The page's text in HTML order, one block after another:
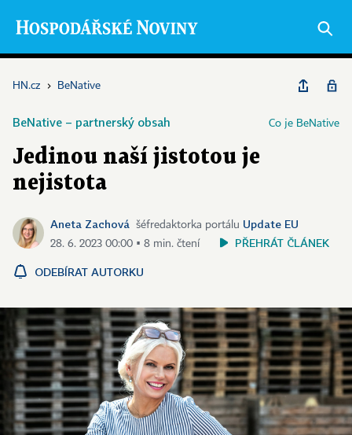
HN.cz › BeNative
BeNative – partnerský obsah Co je BeNative
Jedinou naší jistotou je
nejistota
Aneta Zachová šéfredaktorka portálu Update EU
28. 6. 2023 00:00 ▪ 8 min. čtení PŘEHRÁT ČLÁNEK
ODEBÍRAT AUTORKU